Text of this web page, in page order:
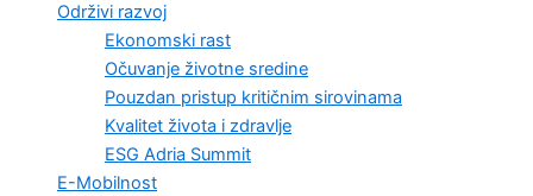
Održivi razvoj
Ekonomski rast
Očuvanje životne sredine
Pouzdan pristup kritičnim sirovinama
Kvalitet života i zdravlje
ESG Adria Summit
E-Mobilnost